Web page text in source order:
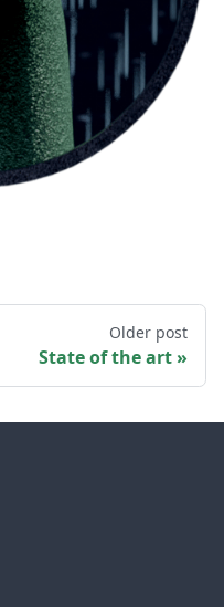
Older post
State of the art